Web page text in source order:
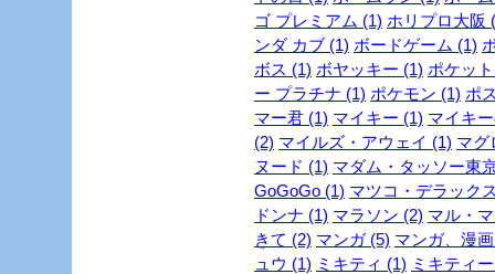
ゴ プレミアム (1) ホリプロ大阪
ンダ カブ (1) ボードゲーム (1)
ボス (1) ボヤッキー (1) ポケッ
ー プラチナ (1) ポケモン (1) ポ
マー君 (1) マイキー (1) マイキ
(2) マイルズ・アウェイ (1) マグ
ヌード (1) マダム・タッソー東
GoGoGo (1) マツコ・デラック
ドンナ (1) マラソン (2) マル・
きて (2) マンガ (5) マンガ、漫
ュウ (1) ミキティ (1) ミキティ